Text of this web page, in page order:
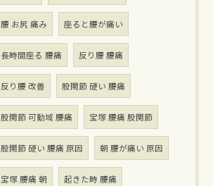
腰 お尻 痛み 座ると腰が痛い
長時間座る 腰痛 反り腰 腰痛
反り腰 改善 股関節 硬い 腰痛
股関節 可動域 腰痛 宝塚 腰痛 股関節
股関節 硬い 腰痛 原因 朝 腰が痛い 原因
宝塚 腰痛 朝 起きた時 腰痛